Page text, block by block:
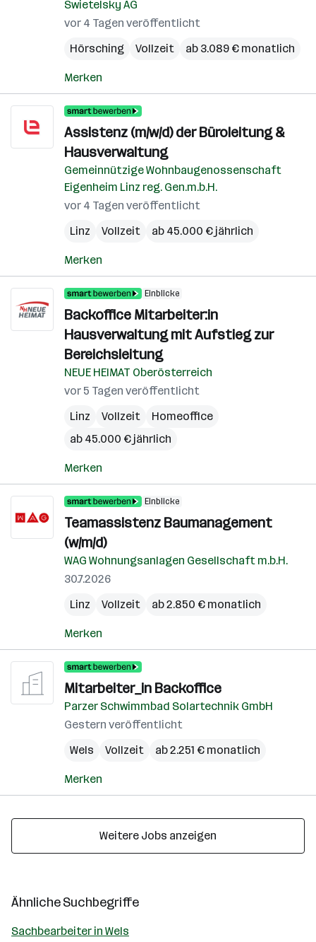
Swietelsky AG
vor 4 Tagen veröffentlicht
Hörsching
Vollzeit ab 3.089 € monatlich
Merken
Assistenz (m/w/d) der Büroleitung &
Hausverwaltung
Gemeinnützige Wohnbaugenossenschaft
Eigenheim Linz reg. Gen.m.b.H.
vor 4 Tagen veröffentlicht
Linz
Vollzeit ab 45.000 € jährlich
Merken
Einblicke
Backoffice Mitarbeiter:in
Hausverwaltung mit Aufstieg zur
Bereichsleitung
NEUE HEIMAT Oberösterreich
vor 5 Tagen veröffentlicht
Linz
Vollzeit
Homeoffice
ab 45.000 € jährlich
Merken
Einblicke
Teamassistenz Baumanagement
(w/m/d)
WAG Wohnungsanlagen Gesellschaft m.b.H.
30.7.2026
Linz
Vollzeit ab 2.850 € monatlich
Merken
Mitarbeiter_in Backoffice
Parzer Schwimmbad Solartechnik GmbH
Gestern veröffentlicht
Wels
Vollzeit ab 2.251 € monatlich
Merken
Weitere Jobs anzeigen
Ähnliche Suchbegriffe
Sachbearbeiter in Wels